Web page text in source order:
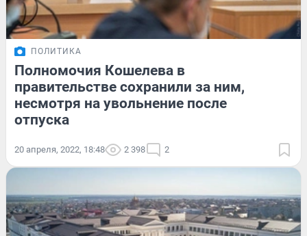
ПОЛИТИКА
Полномочия Кошелева в
правительстве сохранили за ним,
несмотря на увольнение после
отпуска
20 апреля, 2022, 18:48 2 398 2